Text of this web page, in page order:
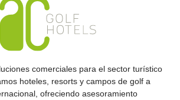
comerciales para el sector turístico
hoteles, resorts y campos de golf a
ofreciendo asesoramiento